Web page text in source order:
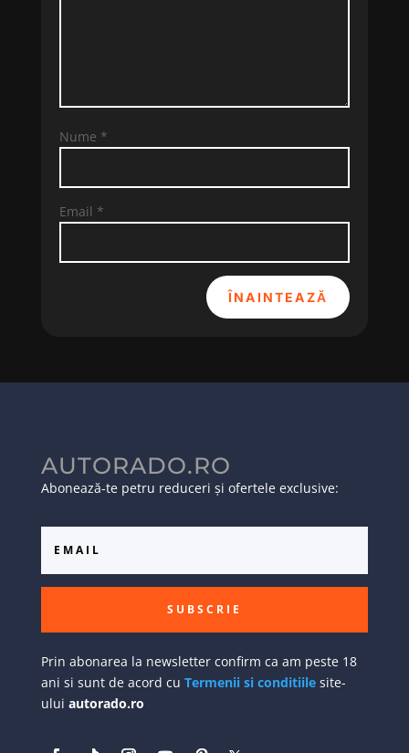
Nume *
Email *
ÎNAINTEAZĂ
AUTORADO.RO
Abonează-te petru reduceri și ofertele exclusive:
SUBSCRIE
Prin abonarea la newsletter confirm ca am peste 18
ani si sunt de acord cu Termenii si conditiilesite-
ului autorado.ro